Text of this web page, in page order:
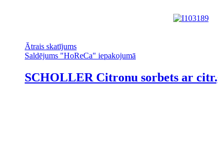
Ātrais skatījums
Saldējums "HoReCa" iepakojumā
SCHOLLER Citronu sorbets ar